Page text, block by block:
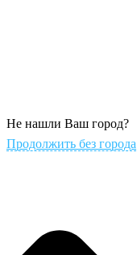
Не нашли Ваш город?
Продолжить без города